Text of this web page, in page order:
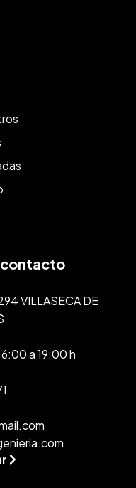
VILLASECA DE
a 19:00 h